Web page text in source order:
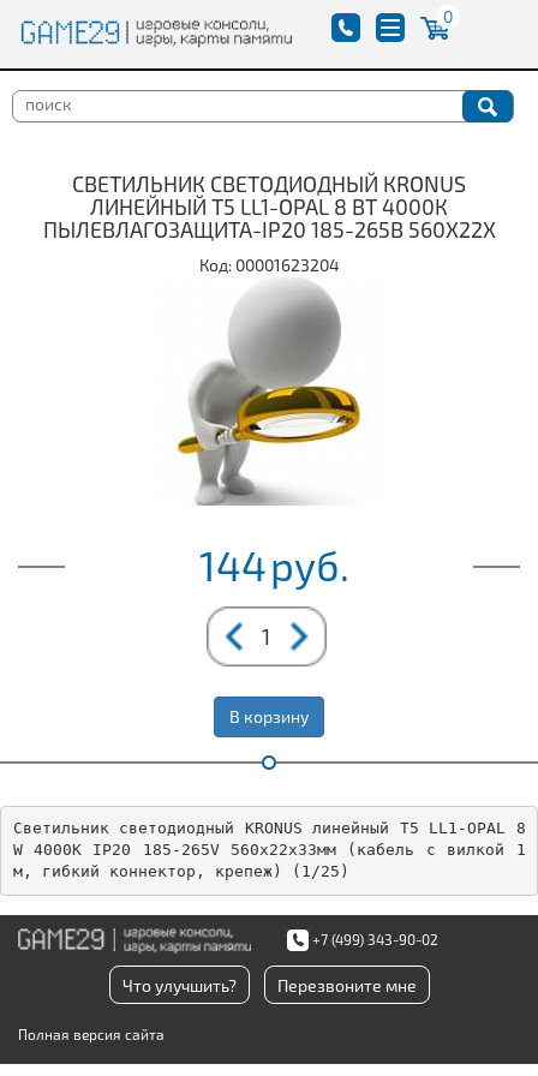
0
СВЕТИЛЬНИК СВЕТОДИОДНЫЙ КRONUS
ЛИНЕЙНЫЙ T5 LL1-OPAL 8 ВТ 4000К
ПЫЛЕВЛАГОЗАЩИТА-IP20 185-265В 560Х22Х
Код: 00001623204
144руб.
В корзину
Светильник светодиодный KRONUS линейный T5 LL1-OPAL 8
W 4000К IP20 185-265V 560х22х33мм (кабель с вилкой 1
м, гибкий коннектор, крепеж) (1/25)
+7 (499) 343-90-02
Что улучшить? Перезвоните мне
Полная версия сайта